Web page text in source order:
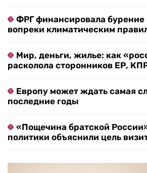
ФРГ финансировала бурение
вопреки климатическим
Мир, деньги, жилье: как
расколола сторонников ЕР,
Европу может ждать самая
последние годы
«Пощечина братской
политики объяснили цель